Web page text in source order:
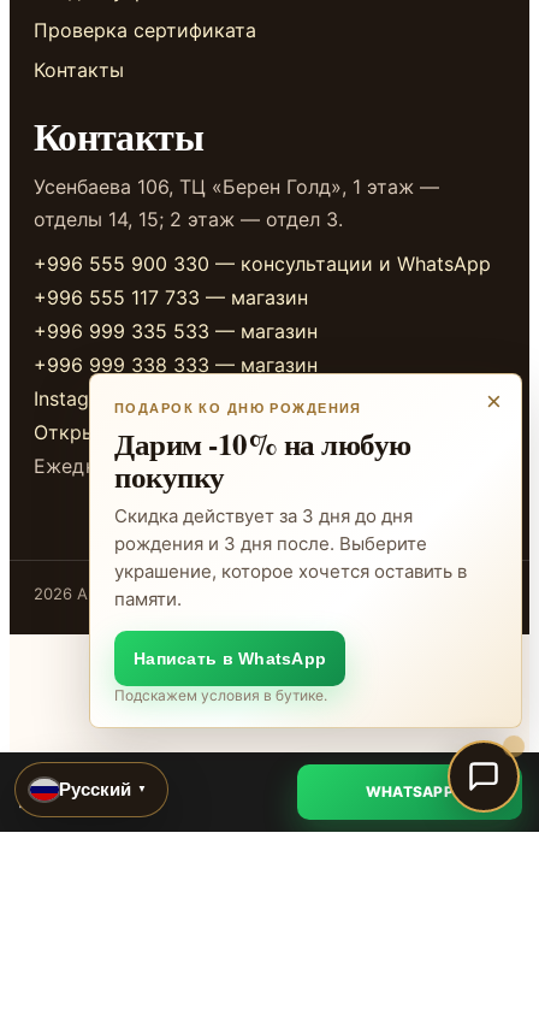
Проверка сертификата
Контакты
Контакты
Усенбаева 106, ТЦ «Берен Голд», 1 этаж —
отделы 14, 15; 2 этаж — отдел 3.
+996 555 900 330 — консультации и WhatsApp
+996 555 117 733 — магазин
+996 999 335 533 — магазин
+996 999 338 333 — магазин
Instagram
Открыть в 2GIS
Ежедневно 10:00-20:00
2026 ADAMANT · Бишкек
Русский ▼
ADAMANT
Уточнить WHATSAPP
×
ПОДАРОК КО ДНЮ РОЖДЕНИЯ
Дарим -10% на любую
покупку
Скидка действует за 3 дня до дня
рождения и 3 дня после. Выберите
украшение, которое хочется оставить в
памяти.
Написать в WhatsApp
Подскажем условия в бутике.